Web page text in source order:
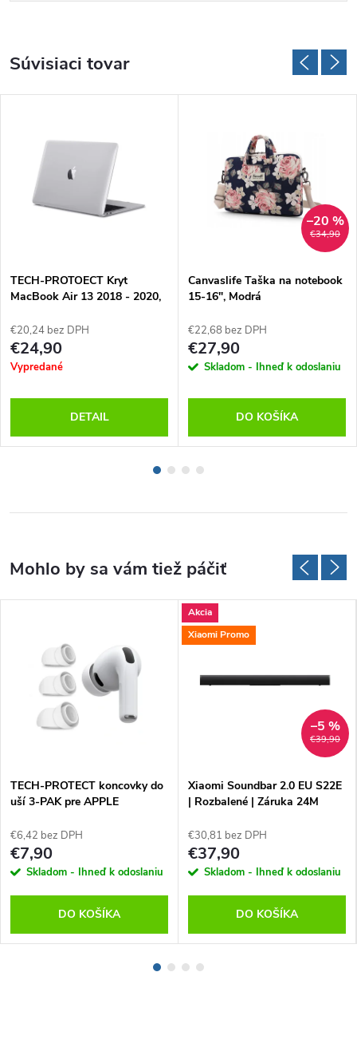
Súvisiaci tovar
TECH-PROTOECT Kryt
MacBook Air 13 2018 - 2020,
€20,24 bez DPH
€24,90
Vypredané
DETAIL
€34,90
–20 %
Canvaslife Taška na notebook
15-16", Modrá
€22,68 bez DPH
€27,90
Skladom - Ihneď k odoslaniu
DO KOŠÍKA
TECH-PROTECT koncovky do
uší 3-PAK pre APPLE
€6,42 bez DPH
€7,90
Skladom - Ihneď k odoslaniu
DO KOŠÍKA
Akcia
Xiaomi Promo
€39,90
–5 %
Xiaomi Soundbar 2.0 EU S22E
| Rozbalené | Záruka 24M
€30,81 bez DPH
€37,90
Skladom - Ihneď k odoslaniu
DO KOŠÍKA